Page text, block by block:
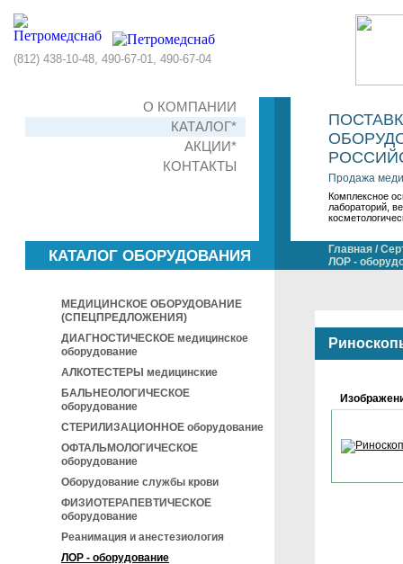
(812) 438-10-48, 490-67-01, 490-67-04
О КОМПАНИИ
КАТАЛОГ*
АКЦИИ*
КОНТАКТЫ
Продажа
Комплексное
лабораторий,
КАТАЛОГ ОБОРУДОВАНИЯ
МЕДИЦИНСКОЕ ОБОРУДОВАНИЕ
(СПЕЦПРЕДЛОЖЕНИЯ)
ДИАГНОСТИЧЕСКОЕ медицинское
оборудование
АЛКОТЕСТЕРЫ медицинские
БАЛЬНЕОЛОГИЧЕСКОЕ
оборудование
СТЕРИЛИЗАЦИОННОЕ оборудование
ОФТАЛЬМОЛОГИЧЕСКОЕ
оборудование
Оборудование службы крови
ФИЗИОТЕРАПЕВТИЧЕСКОЕ
оборудование
Реанимация и анестезиология
ЛОР - оборудование
Главная /
ЛОР -